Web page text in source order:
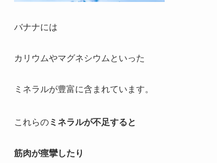
バナナには
カリウムやマグネシウムといった
ミネラルが豊富に含まれています。
これらの ミネラルが不足すると
筋肉が痙攣したり